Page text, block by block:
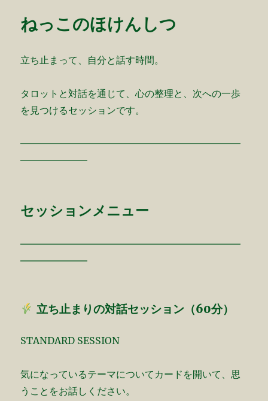
ねっこのほけんしつ
立ち止まって、自分と話す時間。
タロットと対話を通じて、心の整理と、次への一歩
を見つけるセッションです。
━━━━━━━━━━━━━━━━━━━━━━━
━━━━━━━
セッションメニュー
━━━━━━━━━━━━━━━━━━━━━━━
━━━━━━━
立ち止まりの対話セッション（60分）
STANDARD SESSION
気になっているテーマについてカードを開いて、思
うことをお話しください。